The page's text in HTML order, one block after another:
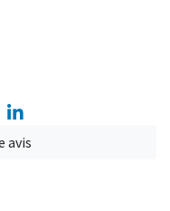
Pinterest
Linkedin
avis